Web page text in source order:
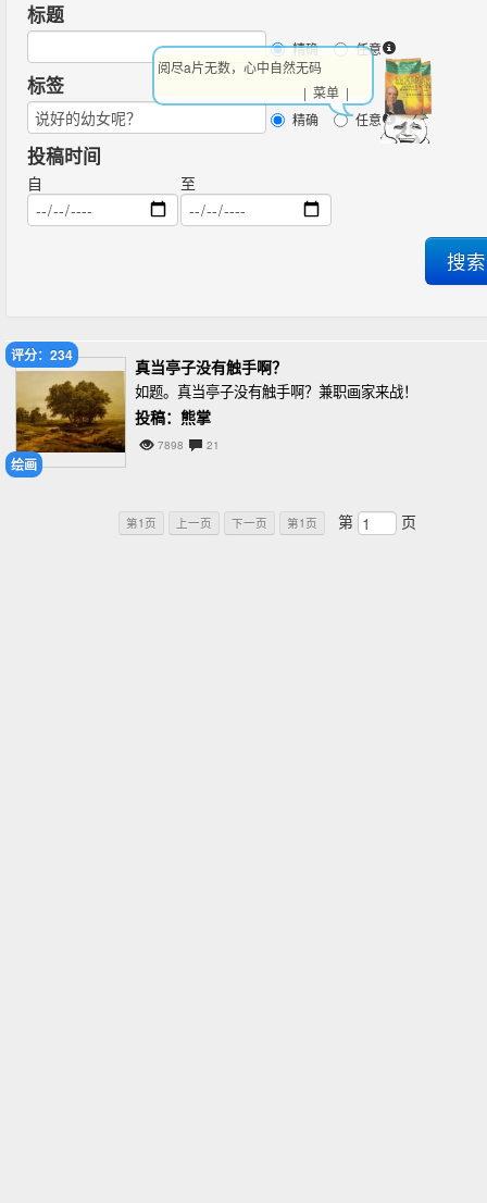
标题
精确 任意
标签
精确 任意
投稿时间
自 至
绘画
评分：234
真当亭子没有触手啊？
如题。真当亭子没有触手啊？兼职画家来战！
投稿：熊掌
7898 21
第1页 上一页 下一页 第1页 第 页
阅尽a片无数，心中自然无码
| 菜单 |